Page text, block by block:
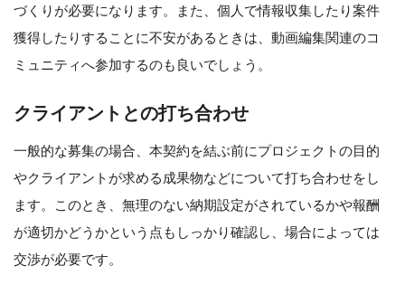
づくりが必要になります。また、個人で情報収集したり案件
獲得したりすることに不安があるときは、動画編集関連のコ
ミュニティへ参加するのも良いでしょう。
クライアントとの打ち合わせ
一般的な募集の場合、本契約を結ぶ前にプロジェクトの目的
やクライアントが求める成果物などについて打ち合わせをし
ます。このとき、無理のない納期設定がされているかや報酬
が適切かどうかという点もしっかり確認し、場合によっては
交渉が必要です。